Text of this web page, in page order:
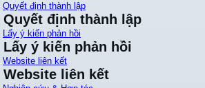
Quyết định thành lập
Quyết định thành lập
Lấy ý kiến phản hồi
Lấy ý kiến phản hồi
Website liên kết
Website liên kết